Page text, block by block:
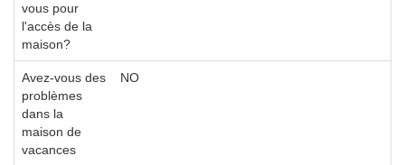
vous pour
l'accès de la
maison?
Avez-vous des
problèmes
dans la
maison de
vacances
NO